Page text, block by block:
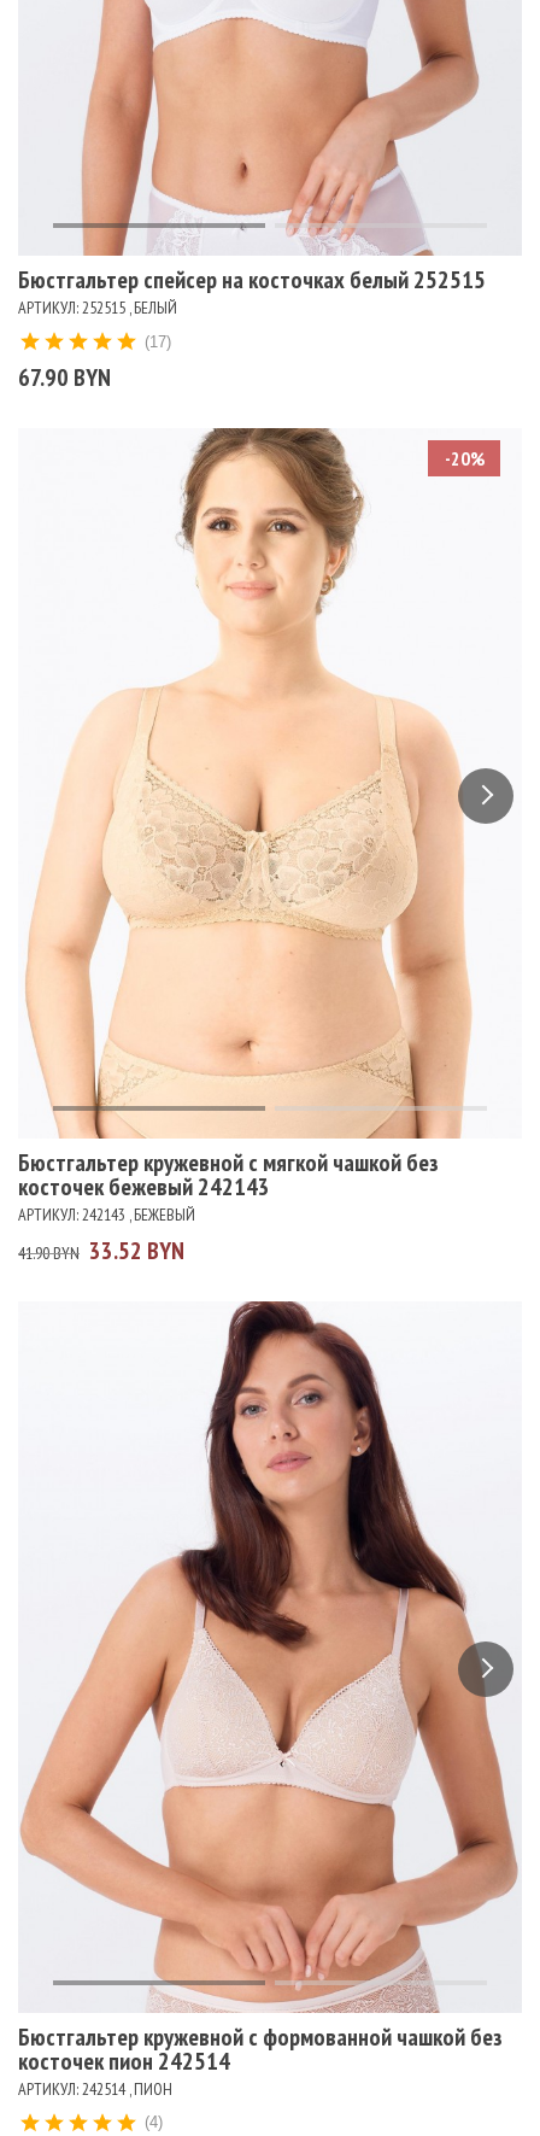
Бюстгальтер спейсер на косточках белый 252515
АРТИКУЛ: 252515 , БЕЛЫЙ
67.90 BYN
(17)
-20%
Бюстгальтер кружевной с мягкой чашкой без
косточек бежевый 242143
АРТИКУЛ: 242143 , БЕЖЕВЫЙ
41.90 BYN 33.52 BYN
Бюстгальтер кружевной с формованной чашкой без
косточек пион 242514
АРТИКУЛ: 242514 , ПИОН
(4)